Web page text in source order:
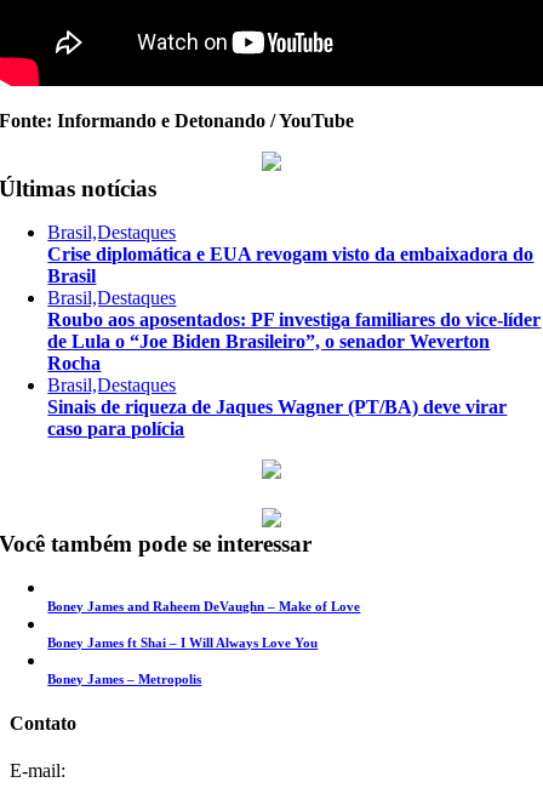
Fonte: Informando e Detonando / YouTube
Últimas notícias
Brasil,Destaques
Crise diplomática e EUA revogam visto da embaixadora do
Brasil
Brasil,Destaques
Roubo aos aposentados: PF investiga familiares do vice-líder
de Lula o “Joe Biden Brasileiro”, o senador Weverton
Rocha
Brasil,Destaques
Sinais de riqueza de Jaques Wagner (PT/BA) deve virar
caso para polícia
Você também pode se interessar
Boney James and Raheem DeVaughn – Make of Love
Boney James ft Shai – I Will Always Love You
Boney James – Metropolis
Contato
E-mail: